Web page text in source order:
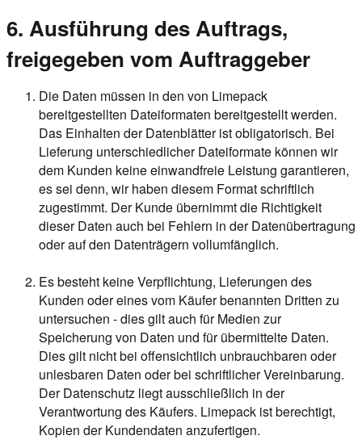
6. Ausführung des Auftrags,
freigegeben vom Auftraggeber
Die Daten müssen in den von Limepack
bereitgestellten Dateiformaten bereitgestellt werden.
Das Einhalten der Datenblätter ist obligatorisch. Bei
Lieferung unterschiedlicher Dateiformate können wir
dem Kunden keine einwandfreie Leistung garantieren,
es sei denn, wir haben diesem Format schriftlich
zugestimmt. Der Kunde übernimmt die Richtigkeit
dieser Daten auch bei Fehlern in der Datenübertragung
oder auf den Datenträgern vollumfänglich.
Es besteht keine Verpflichtung, Lieferungen des
Kunden oder eines vom Käufer benannten Dritten zu
untersuchen - dies gilt auch für Medien zur
Speicherung von Daten und für übermittelte Daten.
Dies gilt nicht bei offensichtlich unbrauchbaren oder
unlesbaren Daten oder bei schriftlicher Vereinbarung.
Der Datenschutz liegt ausschließlich in der
Verantwortung des Käufers. Limepack ist berechtigt,
Kopien der Kundendaten anzufertigen.